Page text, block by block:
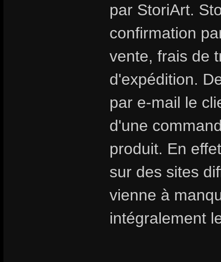
par StoriArt.
confirmation
vente, frais de
d'expédition.
par e-mail le
d'une
produit. En
sur des sites
vienne à
intégralement